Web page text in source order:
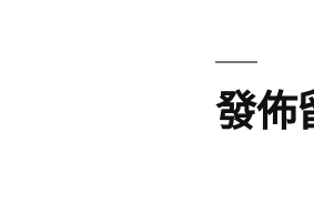
發佈